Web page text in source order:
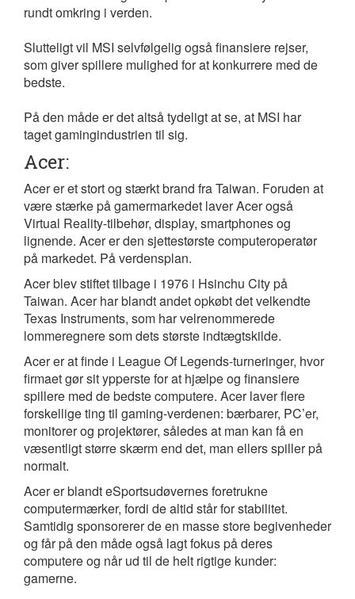
rundt omkring i verden.
Slutteligt vil MSI selvfølgelig også finansiere rejser,
som giver spillere mulighed for at konkurrere med de
bedste.
På den måde er det altså tydeligt at se, at MSI har
taget gamingindustrien til sig.
Acer:
Acer er et stort og stærkt brand fra Taiwan. Foruden at
være stærke på gamermarkedet laver Acer også
Virtual Reality-tilbehør, display, smartphones og
lignende. Acer er den sjettestørste computeroperatør
på markedet. På verdensplan.
Acer blev stiftet tilbage i 1976 i Hsinchu City på
Taiwan. Acer har blandt andet opkøbt det velkendte
Texas Instruments, som har velrenommerede
lommeregnere som dets største indtægtskilde.
Acer er at finde i League Of Legends-turneringer, hvor
firmaet gør sit ypperste for at hjælpe og finansiere
spillere med de bedste computere. Acer laver flere
forskellige ting til gaming-verdenen: bærbarer, PC’er,
monitorer og projektører, således at man kan få en
væsentligt større skærm end det, man ellers spiller på
normalt.
Acer er blandt eSportsudøvernes foretrukne
computermærker, fordi de altid står for stabilitet.
Samtidig sponsorerer de en masse store begivenheder
og får på den måde også lagt fokus på deres
computere og når ud til de helt rigtige kunder:
gamerne.